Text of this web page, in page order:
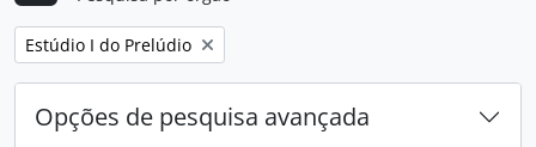
Remover filtro:
Estúdio I do Prelúdio
Opções de pesquisa avançada